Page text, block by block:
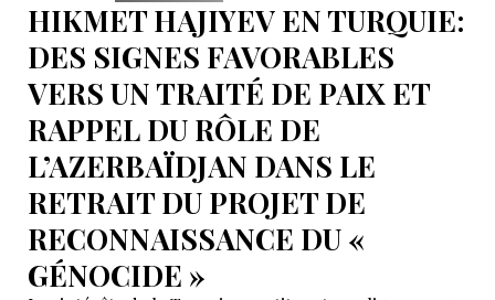
HIKMET HAJIYEV EN TURQUIE:
DES SIGNES FAVORABLES
VERS UN TRAITÉ DE PAIX ET
RAPPEL DU RÔLE DE
L’AZERBAÏDJAN DANS LE
RETRAIT DU PROJET DE
RECONNAISSANCE DU «
GÉNOCIDE »